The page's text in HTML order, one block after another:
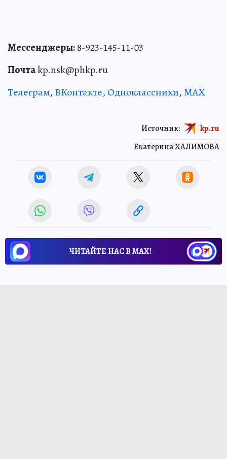
Мессенджеры:8-923-145-11-03
Почтаkp.nsk@phkp.ru
Телеграм, ВКонтакте, Одноклассники,MAX
Екатерина ХАЛИМОВА
Источник: kp.ru
ЧИТАЙТЕ НАС В МАХ!